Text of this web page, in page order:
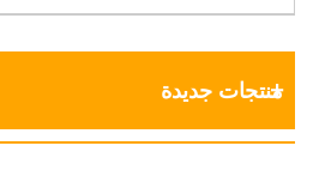
منتجات جديدة